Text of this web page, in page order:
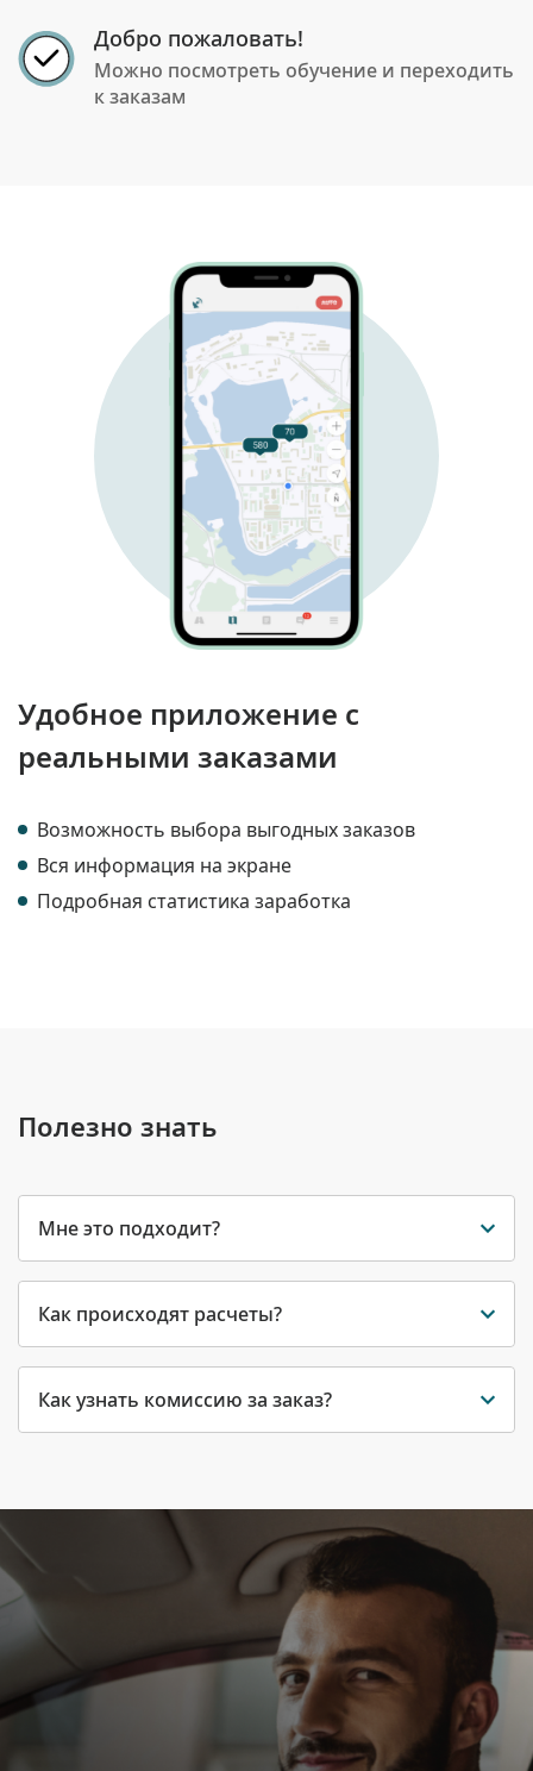
Добро пожаловать!
Можно посмотреть обучение и переходить
к заказам
Удобное приложение с
реальными заказами
Возможность выбора выгодных заказов
Вся информация на экране
Подробная статистика заработка
Полезно знать
Мне это подходит?
Как происходят расчеты?
Как узнать комиссию за заказ?